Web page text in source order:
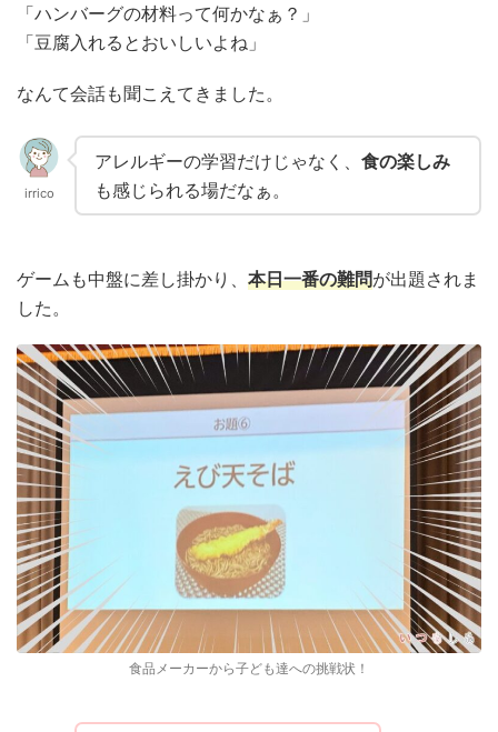
「ハンバーグの材料って何かなぁ？」
「豆腐入れるとおいしいよね」
なんて会話も聞こえてきました。
irrico
アレルギーの学習だけじゃなく、 食の楽しみ
も感じられる場だなぁ。
ゲームも中盤に差し掛かり、 本日一番の難問が出題されま
した。
食品メーカーから子ども達への挑戦状！